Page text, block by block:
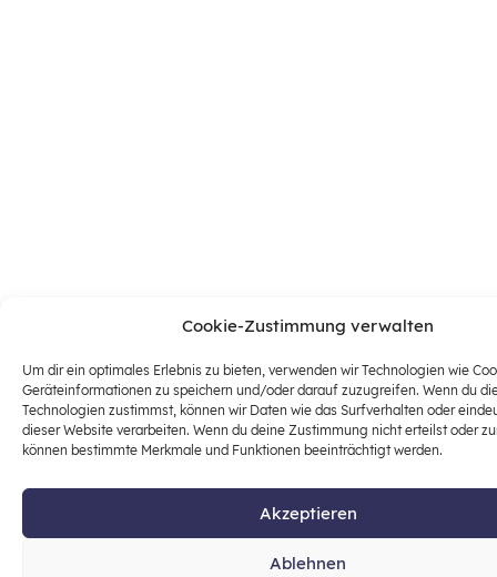
Cookie-Zustimmung verwalten
Um dir ein optimales Erlebnis zu bieten, verwenden wir Technologien wie
Geräteinformationen zu speichern und/oder darauf zuzugreifen. Wenn du
Technologien zustimmst, können wir Daten wie das Surfverhalten oder
dieser Website verarbeiten. Wenn du deine Zustimmung nicht erteilst oder
können bestimmte Merkmale und Funktionen beeinträchtigt werden.
Akzeptieren
Ablehnen